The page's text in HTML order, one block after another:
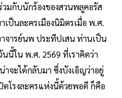
วมกับนักร้องของสวนพลูคอรัส
ป็นละครเมืองนิมิตรเมื่อ พ.ศ.
จารย์นพ ประทีปเสน ท่านเป็น
นี้ใน พ.ศ. 2569 ที่เราคิดว่า
าจะได้กลับมา ซึ่งบังเอิญว่าอยู่
ดโรงละครแห่งนี้ด้วยพอดี ก็คือ